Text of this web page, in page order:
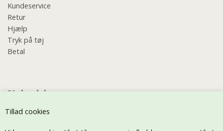
Tillad cookies
Kundeservice
Retur
Hjælp
Tryk på tøj
Betal
Nyhedsbrev